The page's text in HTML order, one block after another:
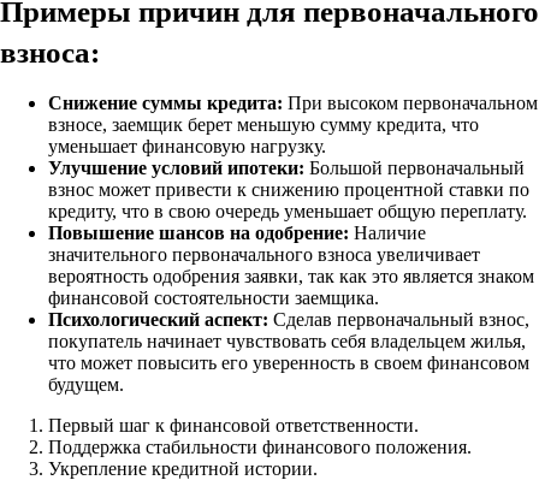
Примеры причин для первоначального
взноса:
Снижение суммы кредита: При высоком первоначальном
взносе, заемщик берет меньшую сумму кредита, что
уменьшает финансовую нагрузку.
Улучшение условий ипотеки: Большой первоначальный
взнос может привести к снижению процентной ставки по
кредиту, что в свою очередь уменьшает общую переплату.
Повышение шансов на одобрение: Наличие
значительного первоначального взноса увеличивает
вероятность одобрения заявки, так как это является знаком
финансовой состоятельности заемщика.
Психологический аспект: Сделав первоначальный взнос,
покупатель начинает чувствовать себя владельцем жилья,
что может повысить его уверенность в своем финансовом
будущем.
Первый шаг к финансовой ответственности.
Поддержка стабильности финансового положения.
Укрепление кредитной истории.